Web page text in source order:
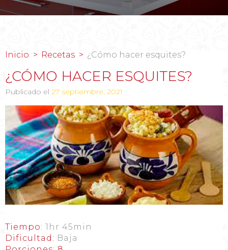
Inicio Recetas ¿Cómo hacer esquites?
¿CÓMO HACER ESQUITES?
Publicado el 27 septiembre, 2021
Tiempo: 1hr 45min
Dificultad: Baja